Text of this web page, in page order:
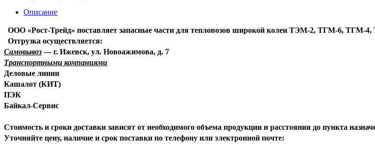
Описание
ООО «Рост-Трейд» поставляет запасные части для тепловозов широкой колеи ТЭМ-2, ТГМ-6, ТГМ-
Отгрузка осуществляется:
Самовывоз— г. Ижевск, ул. Новоажимова, д. 7
Транспортными компаниями
Деловые линии
Кашалот (КИТ)
ПЭК
Байкал-Сервис
Стоимость и сроки доставки зависят от необходимого объема продукции и расстояния до пункта
Уточняйте цену, наличие и срок поставки по телефону или электронной почте: